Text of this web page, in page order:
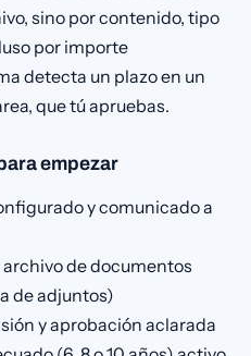
sino por contenido, tipo
por importe
detecta un plazo en un
que tú apruebas.
empezar
y comunicado a
de documentos
de adjuntos)
y aprobación aclarada